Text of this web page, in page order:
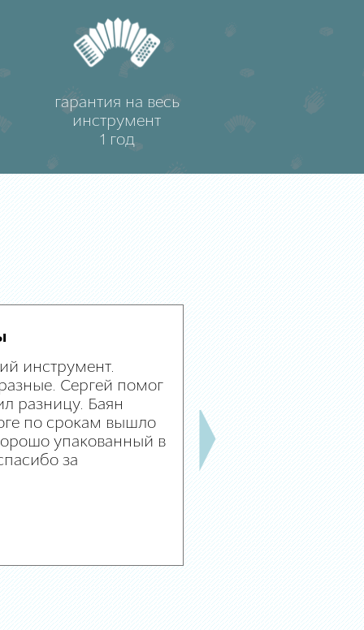
гарантия на весь
инструмент
1 год
инструмент.
Сергей помог
разницу. Баян
по срокам вышло
упакованный в
за